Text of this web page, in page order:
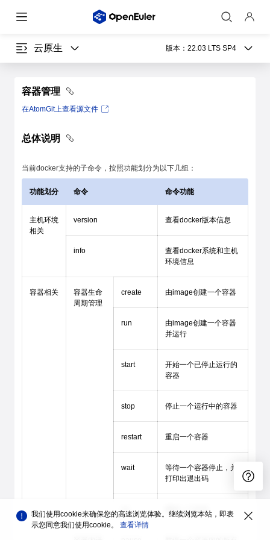
云原生 版本： 22.03 LTS SP4
容器管理
在AtomGit上查看源文件
总体说明
当前docker支持的子命令，按照功能划分为以下几组：
功能划分 命令 命令功能
主机环境
相关
version 查看docker版本信息
info
查看docker系统和主机
环境信息
容器相关
容器生命
周期管理
create 由image创建一个容器
run
由image创建一个容器
并运行
start
开始一个已停止运行的
容器
stop 停止一个运行中的容器
restart 重启一个容器
wait
等待一个容器停止，并
打印出退出码
rm 删除一个容器
我们使用cookie来确保您的高速浏览体验。继续浏览本站，即表
示您同意我们使用cookie。 查看详情